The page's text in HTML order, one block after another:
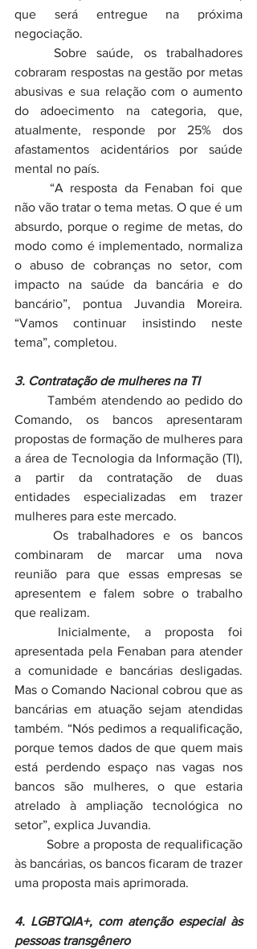
que será entregue na próxima
negociação.
cobraram respostas na gestão por metas
abusivas e sua relação com o aumento
do adoecimento na categoria, que,
atualmente, responde por 25% dos
afastamentos acidentários por saúde
mental no país.
	“A resposta da Fenaban foi que
não vão tratar o tema metas. O que é um
absurdo, porque o regime de metas, do
modo como é implementado, normaliza
o abuso de cobranças no setor, com
impacto na saúde da bancária e do
bancário”, pontua Juvandia Moreira.
“Vamos continuar insistindo neste
tema”, completou.
3. Contratação de mulheres na TI
	Também atendendo ao pedido do
Comando, os bancos apresentaram
propostas de formação de mulheres para
a área de Tecnologia da Informação (TI),
a partir da contratação de duas
entidades especializadas em trazer
mulheres para este mercado.
combinaram de marcar uma nova
reunião para que essas empresas se
apresentem e falem sobre o trabalho
que realizam.
apresentada pela Fenaban para atender
a comunidade e bancárias desligadas.
Mas o Comando Nacional cobrou que as
bancárias em atuação sejam atendidas
também. “Nós pedimos a requalificação,
porque temos dados de que quem mais
está perdendo espaço nas vagas nos
bancos são mulheres, o que estaria
atrelado à ampliação tecnológica no
setor”, explica Juvandia.
	Sobre a proposta de requalificação
às bancárias, os bancos ficaram de trazer
uma proposta mais aprimorada.
4. LGBTQIA+, com atenção especial às
pessoas transgênero